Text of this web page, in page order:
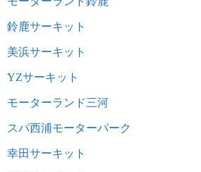
鈴鹿サーキット
美浜サーキット
YZサーキット
モーターランド三河
スパ西浦モーターパーク
幸田サーキット